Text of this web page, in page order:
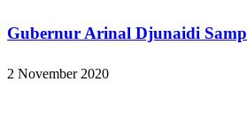
Gubernur Arinal Djunaidi
2 November 2020